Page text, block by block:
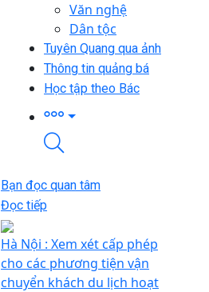
Văn nghệ
Dân tộc
Tuyên Quang qua ảnh
Thông tin quảng bá
Học tập theo Bác
Bạn đọc quan tâm
Đọc tiếp
Hà Nội : Xem xét cấp phép
cho các phương tiện vận
chuyển khách du lịch hoạt